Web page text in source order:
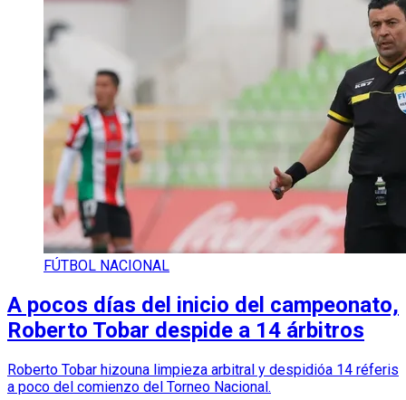
FÚTBOL NACIONAL
A pocos días del inicio del campeonato,
Roberto Tobar despide a 14 árbitros
Roberto Tobar hizouna limpieza arbitral y despidióa 14 réferis
a poco del comienzo del Torneo Nacional.